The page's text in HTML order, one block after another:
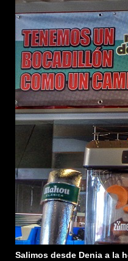
Salimos desde Denia a la